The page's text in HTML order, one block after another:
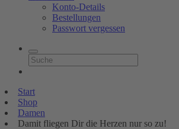
Konto-Details
Bestellungen
Passwort vergessen
Start
Shop
Damen
Damit fliegen Dir die Herzen nur so zu!